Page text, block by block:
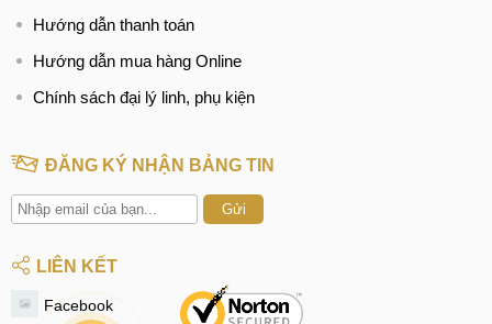
Hướng dẫn thanh toán
Hướng dẫn mua hàng Online
Chính sách đại lý linh, phụ kiện
ĐĂNG KÝ NHẬN BẢNG TIN
Gửi
LIÊN KẾT
Facebook